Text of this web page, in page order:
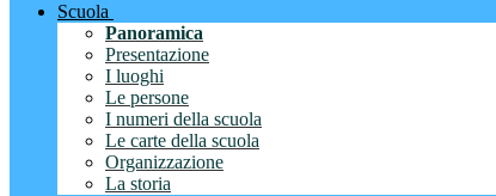
Scuola
Panoramica
Presentazione
I luoghi
Le persone
I numeri della scuola
Le carte della scuola
Organizzazione
La storia